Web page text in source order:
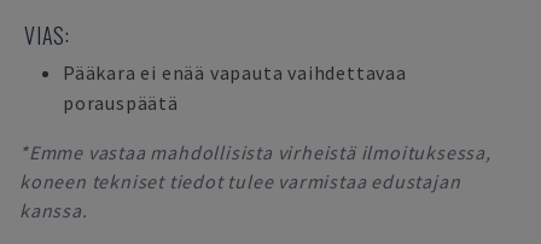
VIAS:
Pääkara ei enää vapauta vaihdettavaa
porauspäätä
*Emme vastaa mahdollisista virheistä ilmoituksessa,
koneen tekniset tiedot tulee varmistaa edustajan
kanssa.